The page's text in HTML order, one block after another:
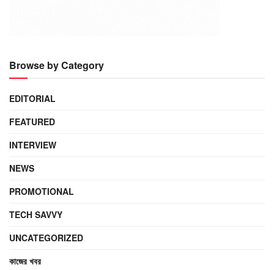
Browse by Category
EDITORIAL
FEATURED
INTERVIEW
NEWS
PROMOTIONAL
TECH SAVVY
UNCATEGORIZED
কাজের খবর